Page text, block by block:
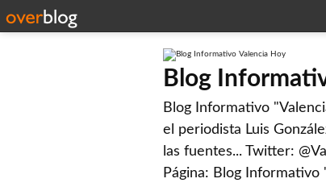
Blog
Blog Informativo
el periodista Luis
las fuentes... Twitter:
Página: Blog Informativo